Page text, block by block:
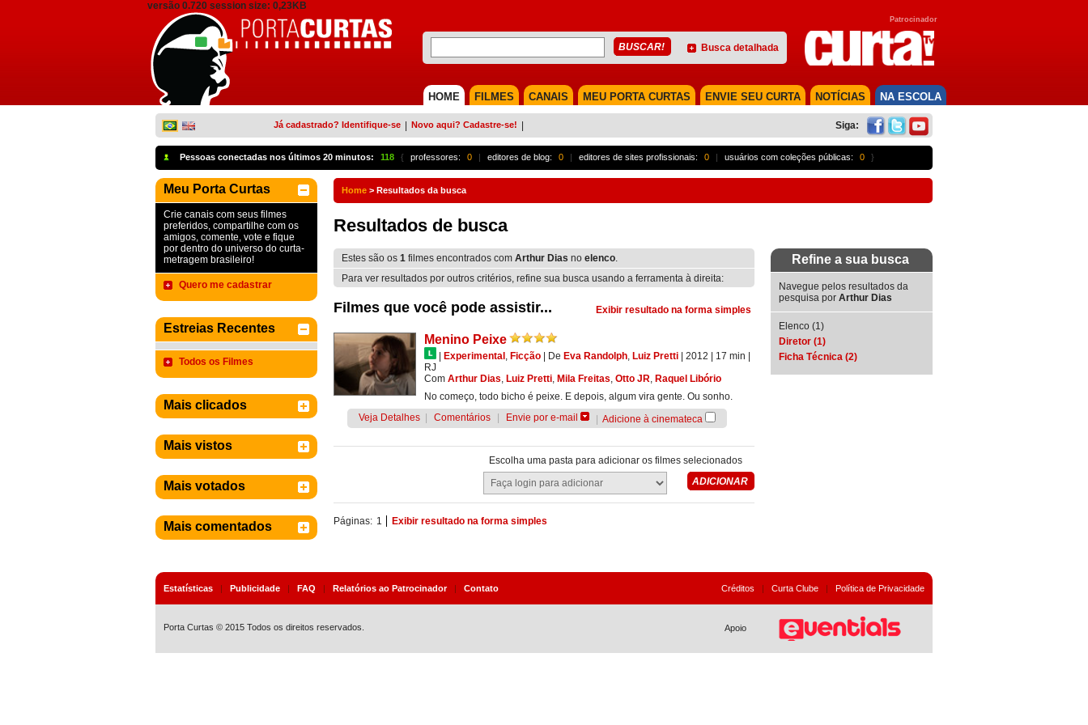
versão 0.720 session size: 0,23KB
Busca detalhada
Patrocinador
NA ESCOLA
NOTÍCIAS
ENVIE SEU CURTA
MEU PORTA CURTAS
CANAIS
FILMES
HOME
Siga:
Já cadastrado? Identifique-se Novo aqui? Cadastre-se!
Pessoas conectadas nos últimos 20 minutos: 118 { professores: 0 | editores de blog: 0 | editores de sites profissionais: 0 | usuários com coleções públicas: 0 }
Meu Porta Curtas
Crie canais com seus filmes
preferidos, compartilhe com os
amigos, comente, vote e fique
por dentro do universo do curta-
metragem brasileiro!
Quero me cadastrar
Estreias Recentes
Todos os Filmes
Mais clicados
Mais vistos
Mais votados
Mais comentados
Home > Resultados da busca
Resultados de busca
Estes são os 1 filmes encontrados com Arthur Dias no elenco.
Para ver resultados por outros critérios, refine sua busca usando a ferramenta à direita:
Exibir resultado na forma simples
Filmes que você pode assistir...
Menino Peixe
Experimental , Ficção De Eva Randolph, Luiz Pretti | 2012 | 17 min
RJ
Com Arthur Dias, Luiz Pretti, Mila Freitas, Otto JR, Raquel Libório
No começo, todo bicho é peixe. E depois, algum vira gente. Ou sonho.
Veja Detalhes
Comentários Envie por e-mail Adicione à cinemateca
Escolha uma pasta para adicionar os filmes selecionados
Páginas: 1 Exibir resultado na forma simples
Refine a sua busca
Navegue pelos resultados da
pesquisa por Arthur Dias
Elenco (1)
Diretor (1)
Ficha Técnica (2)
Estatísticas | Publicidade | FAQ | Relatórios ao Patrocinador| Contato Créditos | Curta Clube | Política de Privacidade
Porta Curtas © 2015 Todos os direitos reservados. Apoio